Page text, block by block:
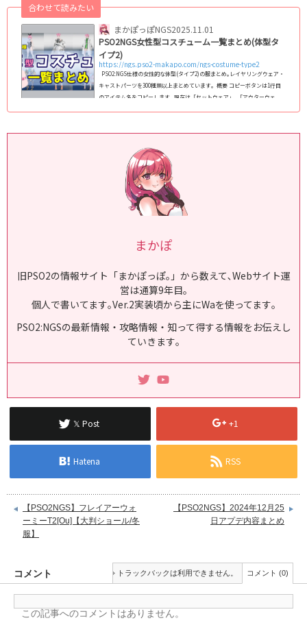
ジャケットT2 コピー 無印 2 3 4 サンプル1 サンプル2 カ
ラー変更箇所 ...
まかぽっぽNGS
合わせて読みたい
2025.11.01
PSO2NGS女性型コスチューム一覧まとめ(体型タ
イプ2)
https://ngs.pso2-makapo.com/ngs-costume-type2
PSO2:NGS仕様の女性的な体型(タイプ2)の服まとめ｡レイヤリングウェア・
キャストパーツを300種類以上まとめています｡ 概要 コピーボタンは1行目
のアイテム名をコピーします｡ 現在は「セットウェア」､「アウターウェ
と､その衣装の「カラーバリエーション」､「装飾の非表示箇所」､「カラー
まかぽ
旧PSO2の情報サイト「まかぽっぽ｡」から数えて､Webサイト運
営は通算9年目｡
個人で書いてます｡Ver.2実装頃から主にWaを使ってます｡
PSO2:NGSの最新情報・攻略情報・知って得する情報をお伝えし
ていきます｡
𝕏 Post +1
Hatena RSS
【PSO2NGS】フレイアーウォ
ーミーT2[Ou]【大判ショール/冬
服】
【PSO2NGS】2024年12月25
日アプデ内容まとめ
コメント トラックバックは利用できません。 コメント (0)
この記事へのコメントはありません。